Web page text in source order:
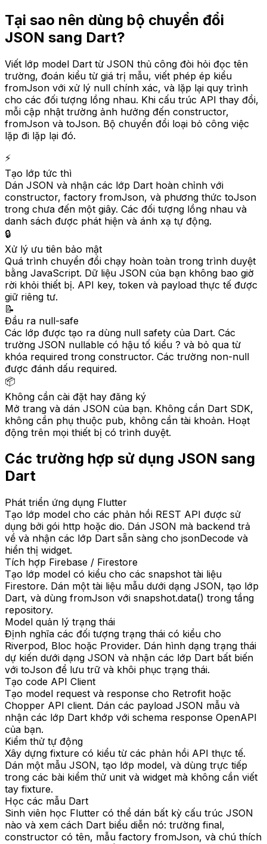
Tại sao nên dùng bộ chuyển đổi
JSON sang Dart?
Viết lớp model Dart từ JSON thủ công đòi hỏi đọc tên
trường, đoán kiểu từ giá trị mẫu, viết phép ép kiểu
fromJson với xử lý null chính xác, và lặp lại quy trình
cho các đối tượng lồng nhau. Khi cấu trúc API thay đổi,
mỗi cập nhật trường ảnh hưởng đến constructor,
fromJson và toJson. Bộ chuyển đổi loại bỏ công việc
lặp đi lặp lại đó.
⚡
Tạo lớp tức thì
Dán JSON và nhận các lớp Dart hoàn chỉnh với
constructor, factory fromJson, và phương thức toJson
trong chưa đến một giây. Các đối tượng lồng nhau và
danh sách được phát hiện và ánh xạ tự động.
🔒
Xử lý ưu tiên bảo mật
Quá trình chuyển đổi chạy hoàn toàn trong trình duyệt
bằng JavaScript. Dữ liệu JSON của bạn không bao giờ
rời khỏi thiết bị. API key, token và payload thực tế được
giữ riêng tư.
📝
Đầu ra null-safe
Các lớp được tạo ra dùng null safety của Dart. Các
trường JSON nullable có hậu tố kiểu ? và bỏ qua từ
khóa required trong constructor. Các trường non-null
được đánh dấu required.
📦
Không cần cài đặt hay đăng ký
Mở trang và dán JSON của bạn. Không cần Dart SDK,
không cần phụ thuộc pub, không cần tài khoản. Hoạt
động trên mọi thiết bị có trình duyệt.
Các trường hợp sử dụng JSON sang
Dart
Phát triển ứng dụng Flutter
Tạo lớp model cho các phản hồi REST API được sử
dụng bởi gói http hoặc dio. Dán JSON mà backend trả
về và nhận các lớp Dart sẵn sàng cho jsonDecode và
hiển thị widget.
Tích hợp Firebase / Firestore
Tạo lớp model có kiểu cho các snapshot tài liệu
Firestore. Dán một tài liệu mẫu dưới dạng JSON, tạo lớp
Dart, và dùng fromJson với snapshot.data() trong tầng
repository.
Model quản lý trạng thái
Định nghĩa các đối tượng trạng thái có kiểu cho
Riverpod, Bloc hoặc Provider. Dán hình dạng trạng thái
dự kiến dưới dạng JSON và nhận các lớp Dart bất biến
với toJson để lưu trữ và khôi phục trạng thái.
Tạo code API Client
Tạo model request và response cho Retrofit hoặc
Chopper API client. Dán các payload JSON mẫu và
nhận các lớp Dart khớp với schema response OpenAPI
của bạn.
Kiểm thử tự động
Xây dựng fixture có kiểu từ các phản hồi API thực tế.
Dán một mẫu JSON, tạo lớp model, và dùng trực tiếp
trong các bài kiểm thử unit và widget mà không cần viết
tay fixture.
Học các mẫu Dart
Sinh viên học Flutter có thể dán bất kỳ cấu trúc JSON
nào và xem cách Dart biểu diễn nó: trường final,
constructor có tên, mẫu factory fromJson, và chú thích